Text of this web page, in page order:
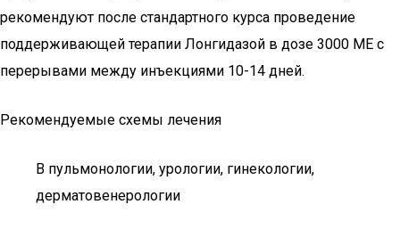
рекомендуют после стандартного курса проведение
поддерживающей терапии Лонгидазой в дозе 3000 МЕ с
перерывами между инъекциями 10-14 дней.
Рекомендуемые схемы лечения
В пульмонологии, урологии, гинекологии,
дерматовенерологии